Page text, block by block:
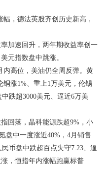
，德法英股齐创历史新高，
加速回升，两年期收益率创一
元指数盘中跳涨。
内高位，美油仍全周反弹。黄
涨1%、重上1万美元，伦锡
跌超3000美元、逼近6万美
回落，晶科能源跌超9%，小
盘中一度涨近40%，4月销售
币盘中跌超百点失守7.23、逼
，恒指年内涨幅跑赢标普